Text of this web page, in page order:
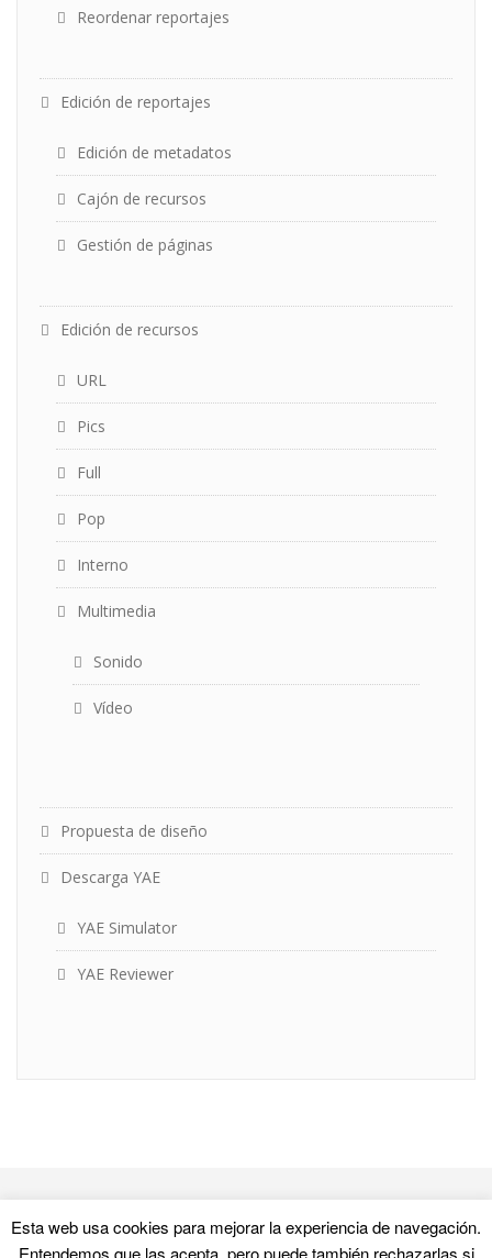
Reordenar reportajes
Edición de reportajes
Edición de metadatos
Cajón de recursos
Gestión de páginas
Edición de recursos
URL
Pics
Full
Pop
Interno
Multimedia
Sonido
Vídeo
Propuesta de diseño
Descarga YAE
YAE Simulator
YAE Reviewer
Esta web usa cookies para mejorar la experiencia de navegación.
Entendemos que las acepta, pero puede también rechazarlas si